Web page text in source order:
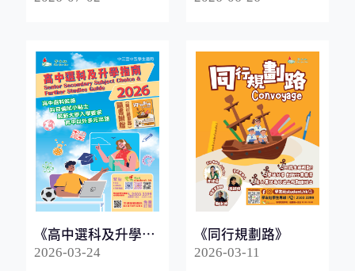
《高中選科及升學指
南2026》
2026-03-24
《同行規劃路》
2026-03-11